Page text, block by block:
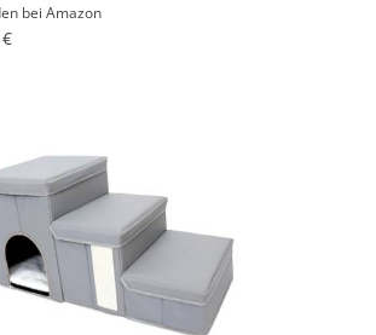
bei Amazon